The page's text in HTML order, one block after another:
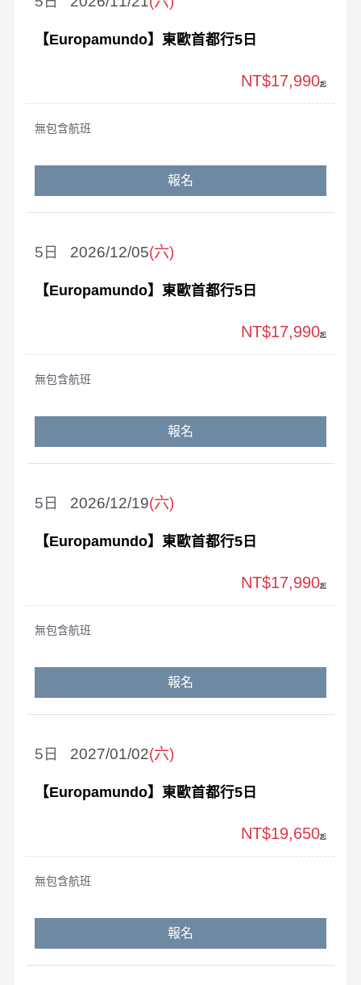
【Europamundo】東歐首都行5日
無包含航班
NT$17,990起
報名
2026/12/05(六)
5
【Europamundo】東歐首都行5日
無包含航班
NT$17,990起
報名
2026/12/19(六)
5
【Europamundo】東歐首都行5日
無包含航班
NT$17,990起
報名
2027/01/02(六)
5
【Europamundo】東歐首都行5日
無包含航班
NT$19,650起
報名